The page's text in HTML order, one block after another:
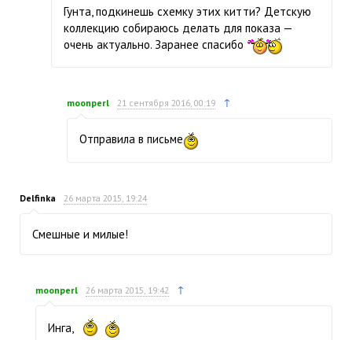
Гунта, подкинешь схемку этих китти? Детскую
коллекцию собираюсь делать для показа —
очень актуально. Заранее спасибо
moonperl 21 сентября 2016, 00:19 ↑
Отправила в письме
Delfinka 26 марта 2015, 19:24
Смешные и милые!
moonperl 26 марта 2015, 19:42 ↑
Инга,